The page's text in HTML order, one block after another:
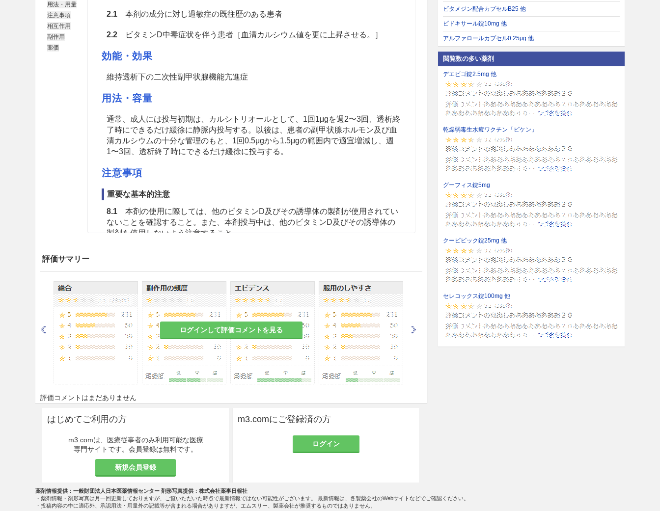
用法・用量
注意事項
相互作用
副作用
薬価
2.1本剤の成分に対し過敏症の既往歴のある患者
2.2ビタミンD中毒症状を伴う患者［血清カルシウム値を更に上昇させる。］
効能・効果
維持透析下の二次性副甲状腺機能亢進症
用法・容量
通常、成人には投与初期は、カルシトリオールとして、1回1μgを週2〜3回、透析終
了時にできるだけ緩徐に静脈内投与する。以後は、患者の副甲状腺ホルモン及び血
清カルシウムの十分な管理のもと、1回0.5μgから1.5μgの範囲内で適宜増減し、週
1〜3回、透析終了時にできるだけ緩徐に投与する。
注意事項
重要な基本的注意
8.1本剤の使用に際しては、他のビタミンD及びその誘導体の製剤が使用されてい
ないことを確認すること。また、本剤投与中は、他のビタミンD及びその誘導体の
製剤を使用しないよう注意すること。
血清カルシウム値・血清リン値の積（Ca×P）が大きくなるほど異所性石灰化
を起こす危険性が高くなるので、Ca×Pが高値にならないように注意すること
1.1、8.2、9.1.1、10.2、11.1.1参照］
慎重投与
9.1 合併症・既往歴等のある患者
9.1.1 高リン血症の患者
リン吸着剤（リン酸結合剤）を併用し、血清リン値を下げること。［8.2、8.3参
照］
9.2 腎機能障害患者
9.2.1 透析中の患者
マグネシウム含有製剤との併用には注意すること。腎よりのマグネシウムの排泄
が低下している。［8.2、10.2参照］
9.5 妊婦
評価サマリー
ログインして評価コメントを見る
評価コメントはまだありません
はじめてご利用の方
m3.comは、医療従事者のみ利用可能な医療
専門サイトです。会員登録は無料です。
新規会員登録
m3.comにご登録済の方
ログイン
ビタメジン配合カプセルB25 他
ピドキサール錠10mg 他
アルファロールカプセル0.25μg 他
閲覧数の多い薬剤
デエビゴ錠2.5mg 他
乾燥弱毒生水痘ワクチン「ビケン」
グーフィス錠5mg
クービビック錠25mg 他
セレコックス錠100mg 他
薬剤情報提供：一般財団法人日本医薬情報センター 剤形写真提供：株式会社薬事日報社
・薬剤情報・剤形写真は月一回更新しておりますが、ご覧いただいた時点で最新情報ではない可能性がございます。 最新情報は、各製薬会社のWebサイトなどでご確認ください。
・投稿内容の中に適応外、承認用法・用量外の記載等が含まれる場合がありますが、エムスリー、製薬会社が推奨するものではありません。